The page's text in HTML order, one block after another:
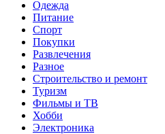
Одежда
Питание
Спорт
Покупки
Развлечения
Разное
Строительство и ремонт
Туризм
Фильмы и ТВ
Хобби
Электроника